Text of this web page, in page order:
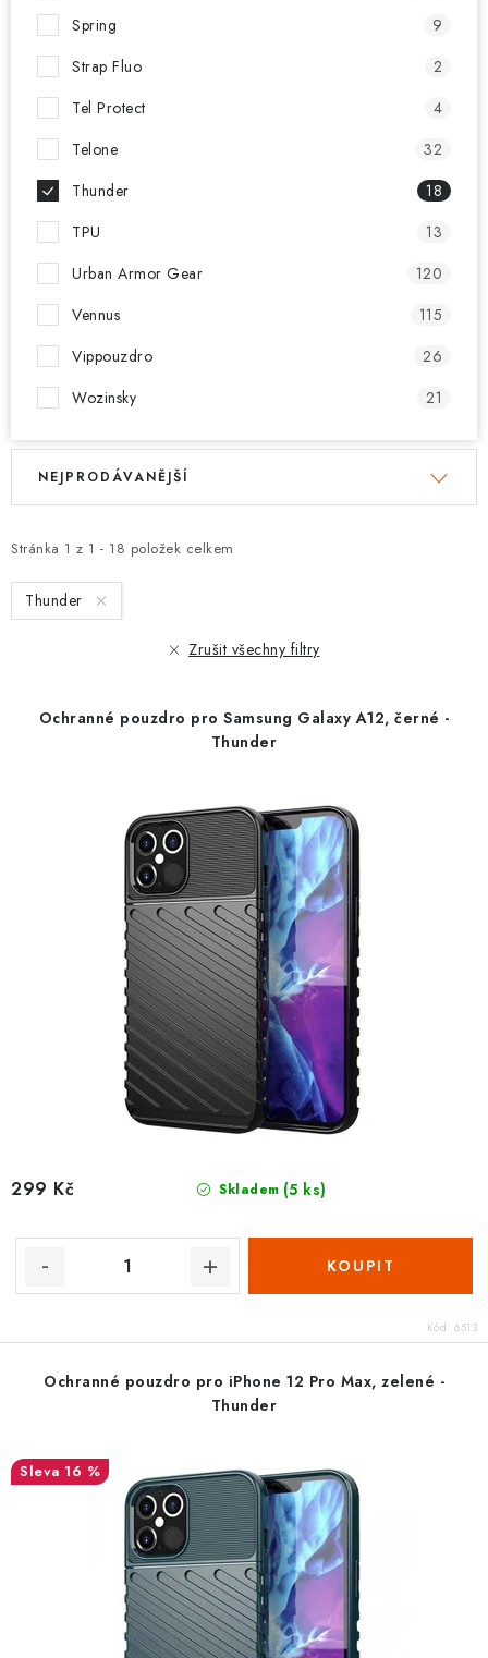
Spring
9
Strap Fluo
2
Tel Protect
4
Telone
32
Thunder
18
TPU
13
Urban Armor Gear
120
Vennus
115
Vippouzdro
26
Wozinsky
21
V
i
s
p
Stránka 1 z 1 - 18 položek celkem
Ř
e
n
í
NEJPRODÁVANĚJŠÍ
Thunder
Zrušit všechny filtry
Ochranné pouzdro pro Samsung Galaxy A12, černé -
Thunder
Skladem (5 ks)
299 Kč
Kód: 6513
Ochranné pouzdro pro iPhone 12 Pro Max, zelené -
Thunder
16 %